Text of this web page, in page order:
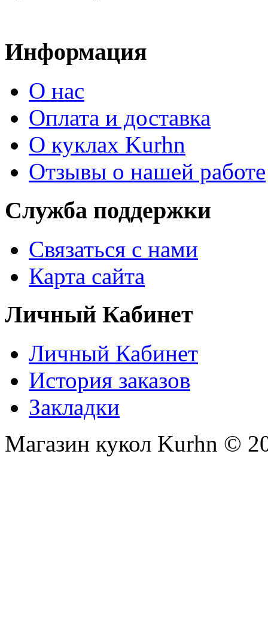
Информация
О нас
Оплата и доставка
О куклах Kurhn
Отзывы о нашей работе
Служба поддержки
Связаться с нами
Карта сайта
Личный Кабинет
Личный Кабинет
История заказов
Закладки
Магазин кукол Kurhn ©